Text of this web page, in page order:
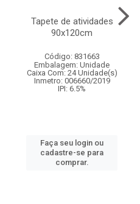
Tapete de atividades
90x120cm
Código: 831663
Embalagem: Unidade
Caixa Com: 24 Unidade(s)
Inmetro: 006660/2019
IPI: 6.5%
Faça seu login ou
cadastre-se para
comprar.